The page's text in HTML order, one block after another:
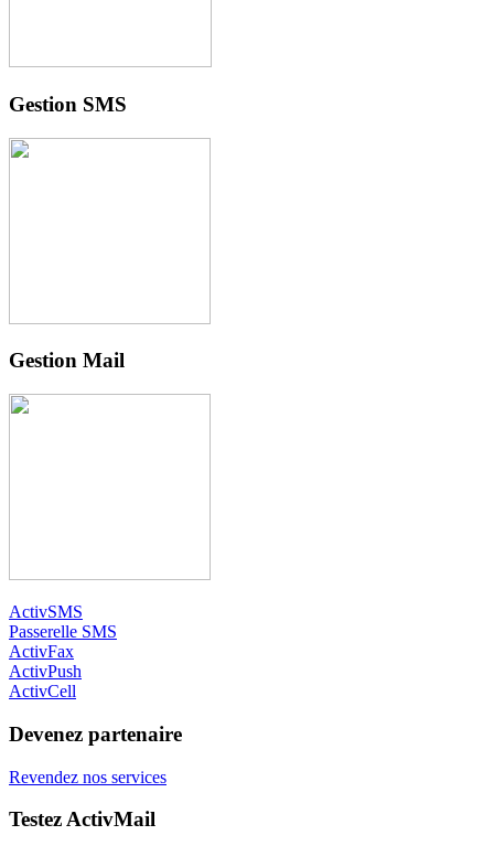
Gestion SMS
Gestion Mail
ActivSMS
Passerelle SMS
ActivFax
ActivPush
ActivCell
Devenez partenaire
Revendez nos services
Testez ActivMail